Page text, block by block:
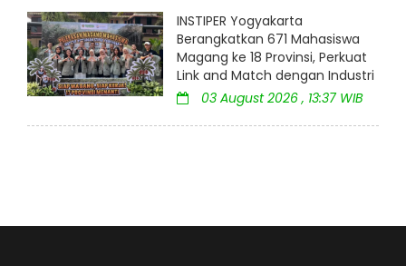
INSTIPER Yogyakarta
Berangkatkan 671 Mahasiswa
Magang ke 18 Provinsi, Perkuat
Link and Match dengan Industri
03 August 2026 , 13:37 WIB